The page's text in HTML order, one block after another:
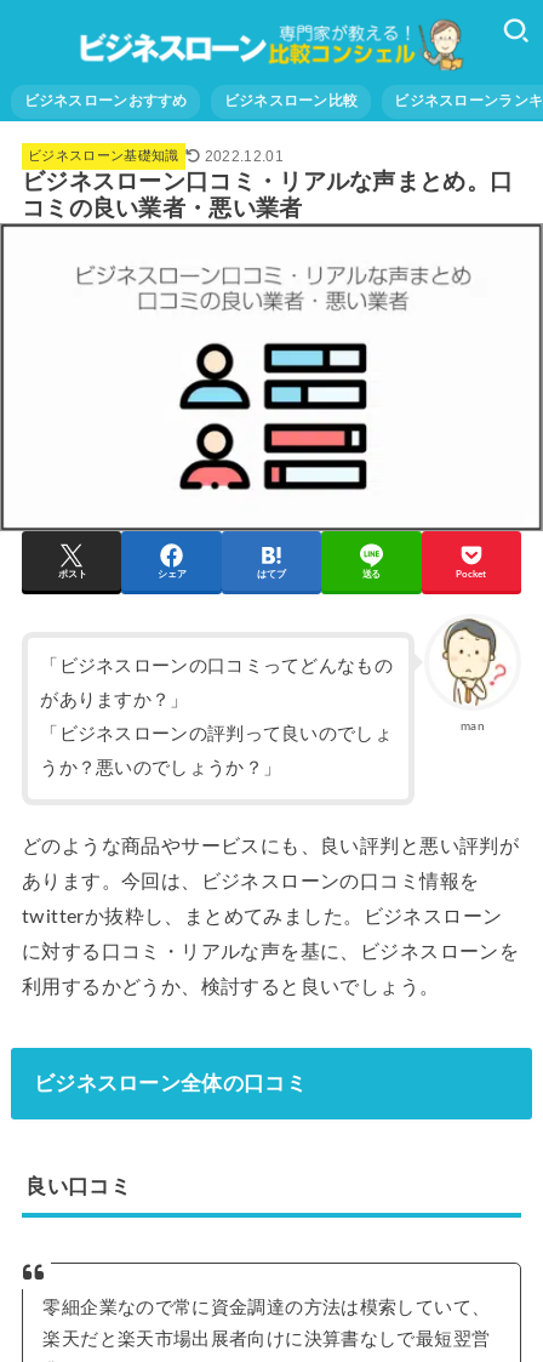
ビジネスローンおすすめ ビジネスローン比較 ビジネスローンラン
ビジネスローン基礎知識 2022.12.01
ビジネスローン口コミ・リアルな声まとめ。口
コミの良い業者・悪い業者
ポスト シェア はてブ 送る Pocket
man
「ビジネスローンの口コミってどんなもの
がありますか？」
「ビジネスローンの評判って良いのでしょ
うか？悪いのでしょうか？」
どのような商品やサービスにも、良い評判と悪い評判が
あります。今回は、ビジネスローンの口コミ情報を
twitterか抜粋し、まとめてみました。ビジネスローン
に対する口コミ・リアルな声を基に、ビジネスローンを
利用するかどうか、検討すると良いでしょう。
ビジネスローン全体の口コミ
良い口コミ
零細企業なので常に資金調達の方法は模索していて、
楽天だと楽天市場出展者向けに決算書なしで最短翌営